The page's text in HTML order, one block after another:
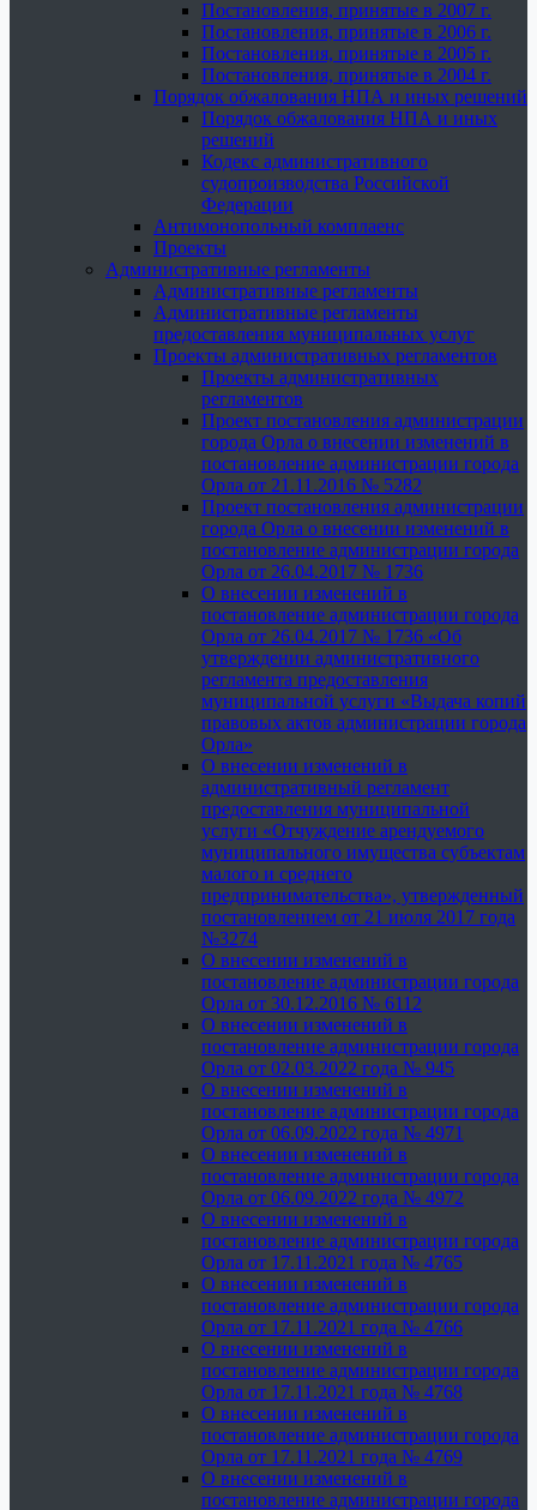
Постановления, принятые в 2007 г.
Постановления, принятые в 2006 г.
Постановления, принятые в 2005 г.
Постановления, принятые в 2004 г.
Порядок обжалования НПА и иных решений
Порядок обжалования НПА и иных
решений
Кодекс административного
судопроизводства Российской
Федерации
Антимонопольный комплаенс
Проекты
Административные регламенты
Административные регламенты
Административные регламенты
предоставления муниципальных услуг
Проекты административных регламентов
Проекты административных
регламентов
Проект постановления администрации
города Орла о внесении изменений в
постановление администрации города
Орла от 21.11.2016 № 5282
Проект постановления администрации
города Орла о внесении изменений в
постановление администрации города
Орла от 26.04.2017 № 1736
О внесении изменений в
постановление администрации города
Орла от 26.04.2017 № 1736 «Об
утверждении административного
регламента предоставления
муниципальной услуги «Выдача копий
правовых актов администрации города
Орла»
О внесении изменений в
административный регламент
предоставления муниципальной
услуги «Отчуждение арендуемого
муниципального имущества субъектам
малого и среднего
предпринимательства», утвержденный
постановлением от 21 июля 2017 года
№3274
О внесении изменений в
постановление администрации города
Орла от 30.12.2016 № 6112
О внесении изменений в
постановление администрации города
Орла от 02.03.2022 года № 945
О внесении изменений в
постановление администрации города
Орла от 06.09.2022 года № 4971
О внесении изменений в
постановление администрации города
Орла от 06.09.2022 года № 4972
О внесении изменений в
постановление администрации города
Орла от 17.11.2021 года № 4765
О внесении изменений в
постановление администрации города
Орла от 17.11.2021 года № 4766
О внесении изменений в
постановление администрации города
Орла от 17.11.2021 года № 4768
О внесении изменений в
постановление администрации города
Орла от 17.11.2021 года № 4769
О внесении изменений в
постановление администрации города